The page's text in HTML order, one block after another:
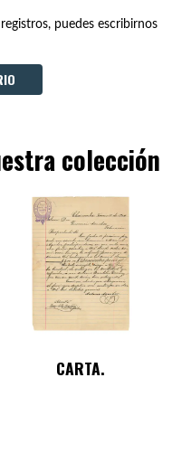
puedes escribirnos
colección
CARTA.